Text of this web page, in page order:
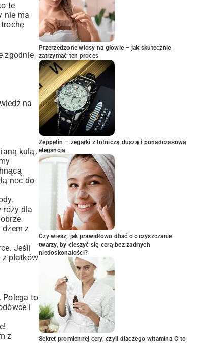
te
nie ma
zgodnie
na
kulą.
noc do
róży dla
dżem z
Jeśli
płatków
Polega to
i
z
Przerzedzone włosy na głowie – jak skutecznie
zatrzymać ten proces
Zeppelin – zegarki z lotniczą duszą i ponadczasową
elegancją
Czy wiesz, jak prawidłowo dbać o oczyszczanie
twarzy, by cieszyć się cerą bez żadnych
niedoskonałości?
Sekret promiennej cery, czyli dlaczego witamina C to